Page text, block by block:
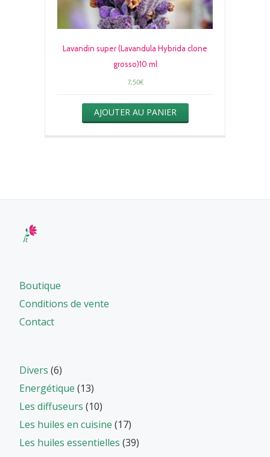
Lavandin super (Lavandula Hybrida clone
grosso)10 ml
7,50€
AJOUTER AU PANIER
Boutique
Conditions de vente
Contact
Divers (6)
Energétique (13)
Les diffuseurs (10)
Les huiles en cuisine (17)
Les huiles essentielles (39)